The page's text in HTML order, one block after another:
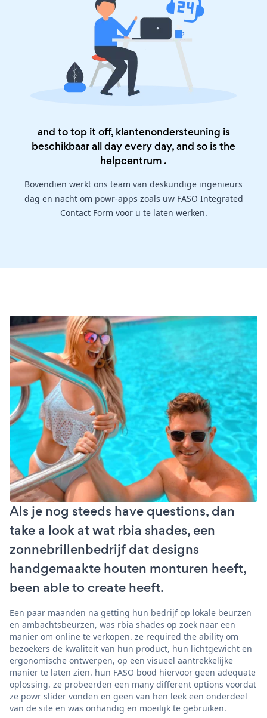
and to top it off, klantenondersteuning is
beschikbaar all day every day, and so is the
helpcentrum .
Bovendien werkt ons team van deskundige ingenieurs
dag en nacht om powr-apps zoals uw FASO Integrated
Contact Form voor u te laten werken.
Als je nog steeds have questions, dan
take a look at wat rbia shades, een
zonnebrillenbedrijf dat designs
handgemaakte houten monturen heeft,
been able to create heeft.
Een paar maanden na getting hun bedrijf op lokale beurzen
en ambachtsbeurzen, was rbia shades op zoek naar een
manier om online te verkopen. ze required the ability om
bezoekers de kwaliteit van hun product, hun lichtgewicht en
ergonomische ontwerpen, op een visueel aantrekkelijke
manier te laten zien. hun FASO bood hiervoor geen adequate
oplossing. ze probeerden een many different options voordat
ze powr slider vonden en geen van hen leek een onderdeel
van de site en was onhandig en moeilijk te gebruiken.